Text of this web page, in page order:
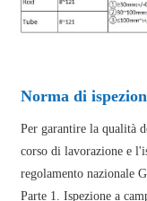
Norma di
Per garantire la qualità
corso di lavorazione e
regolamento nazionale
Parte 1. Ispezione a